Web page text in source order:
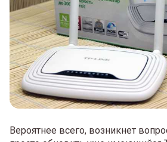
Вероятнее всего, возникнет